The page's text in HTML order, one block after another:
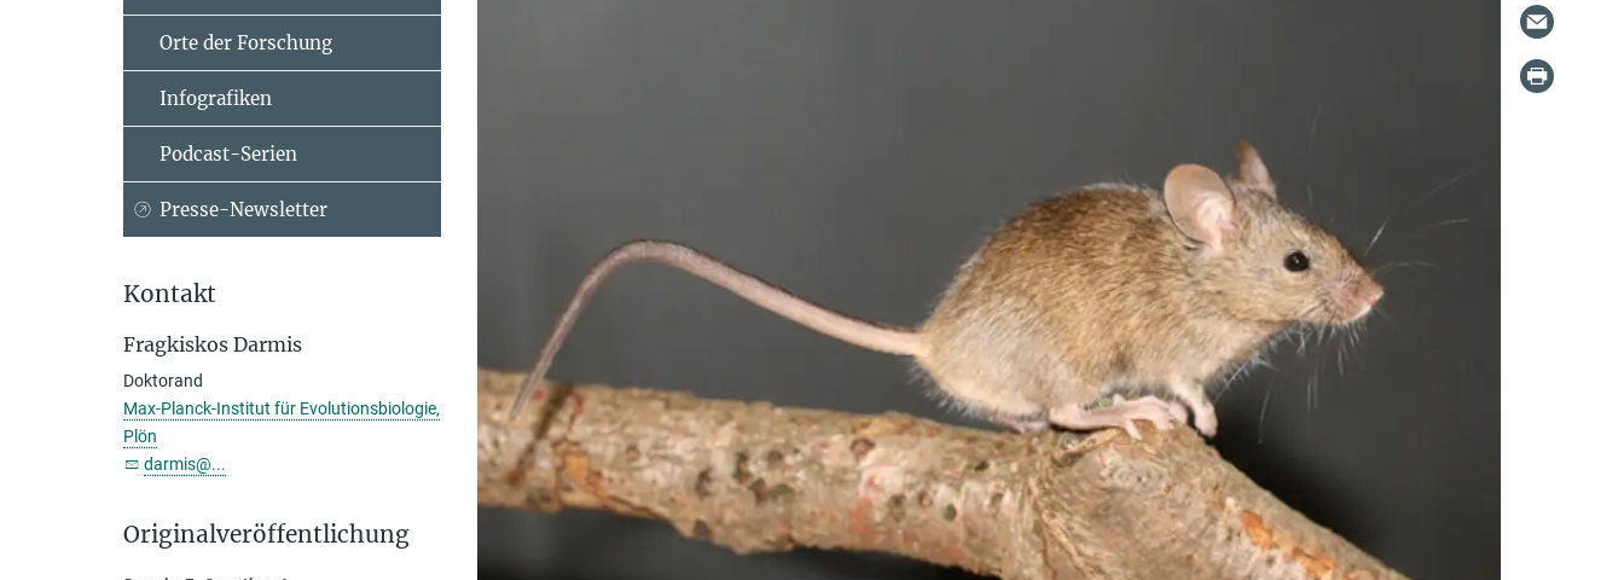
Orte der Forschung
Infografiken
Podcast-Serien
Presse-Newsletter
Kontakt
Fragkiskos Darmis
Doktorand
Max-Planck-Institut für Evolutionsbiologie,
Plön
darmis@...
Originalveröffentlichung